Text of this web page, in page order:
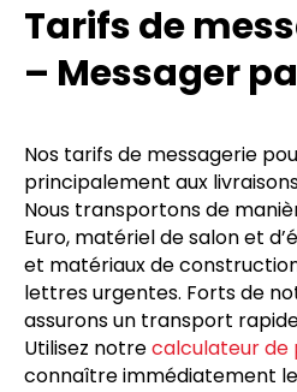
Tarifs de
– Messager
Nos tarifs de messagerie
principalement aux
Nous transportons de
Euro, matériel de salon et
et matériaux de
lettres urgentes. Forts de
assurons un transport
Utilisez notrecalculateur de
connaître immédiatement